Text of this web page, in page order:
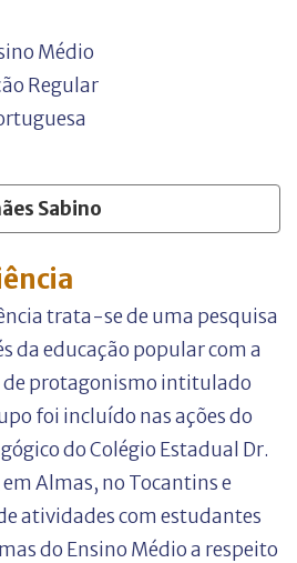
Médio
Regular
Sabino
trata-se de uma pesquisa
da educação popular com a
de protagonismo intitulado
foi incluído nas ações do
do Colégio Estadual Dr.
Almas, no Tocantins e
atividades com estudantes
do Ensino Médio a respeito